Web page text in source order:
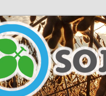
rozwiązania w uprawie i